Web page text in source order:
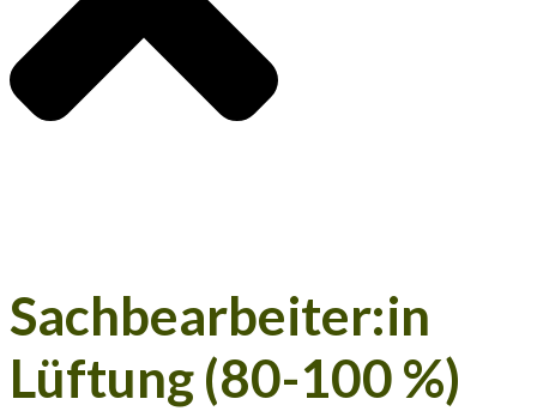
Sachbearbeiter:in
Lüftung (80-100 %)